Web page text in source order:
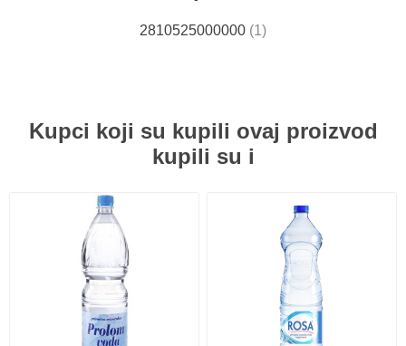
2810525000000 (1)
Kupci koji su kupili ovaj proizvod
kupili su i